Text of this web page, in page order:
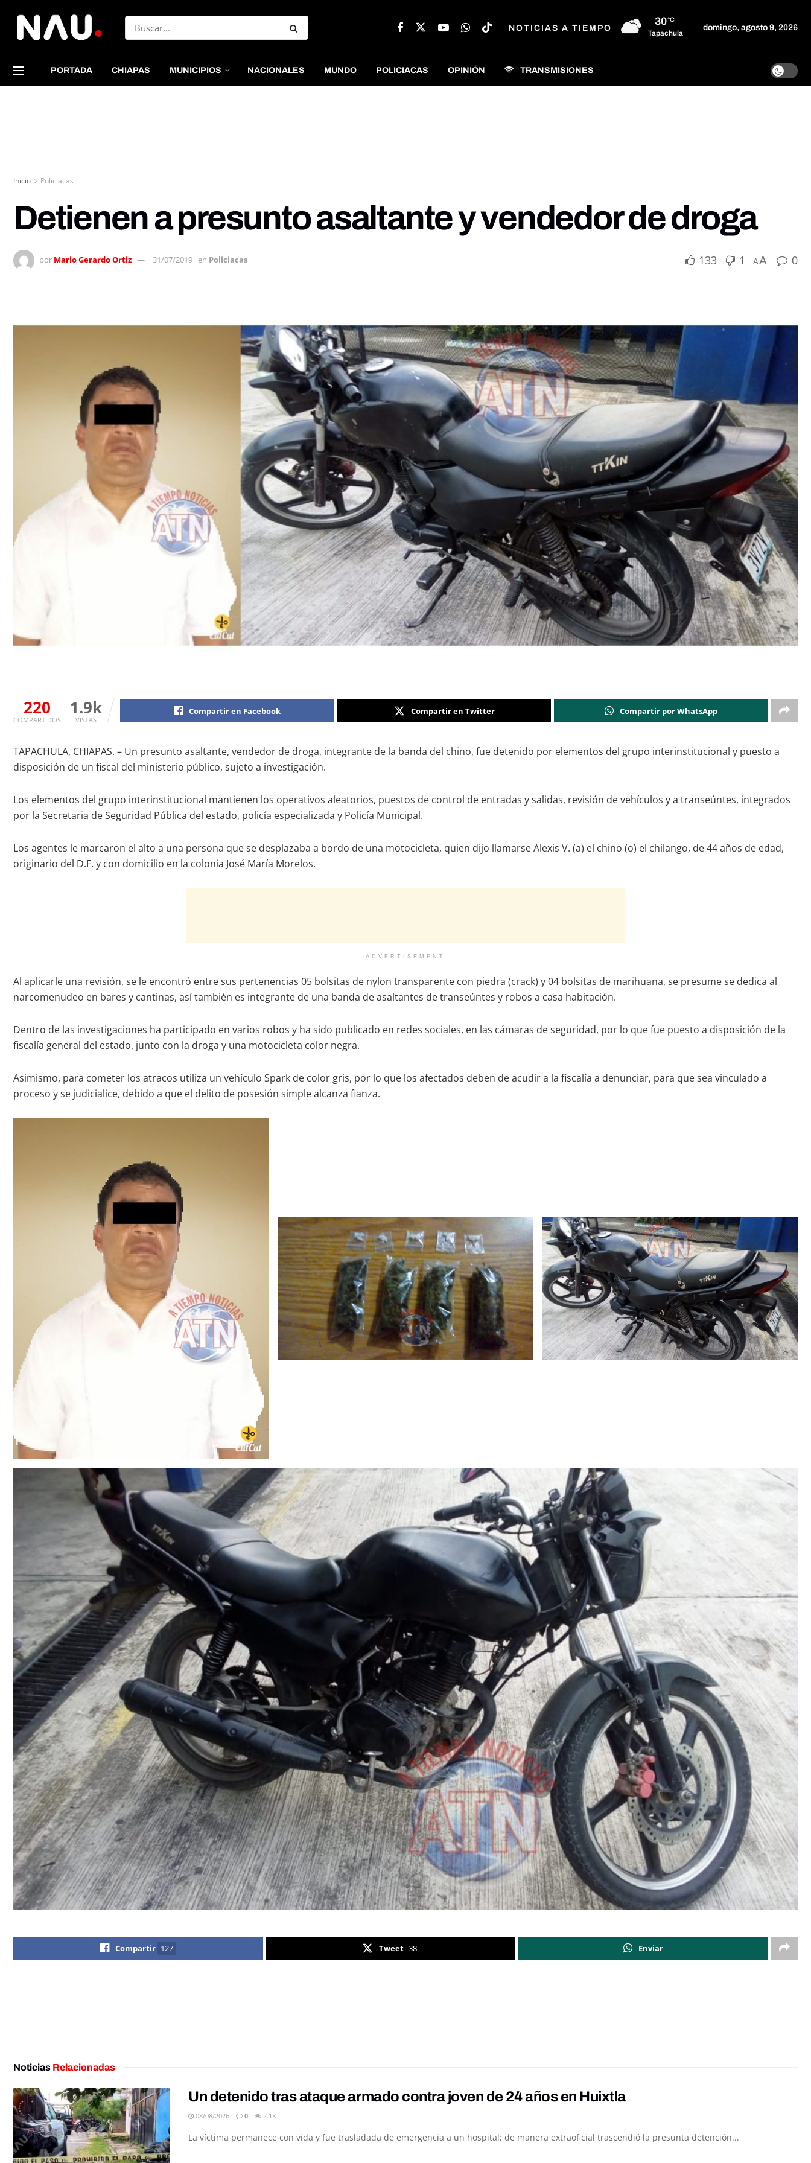
NOTICIAS A TIEMPO
30°C
Tapachula
domingo, agosto 9, 2026
PORTADA CHIAPAS MUNICIPIOS NACIONALES MUNDO POLICIACAS OPINIÓN TRANSMISIONES
Inicio Policiacas
Detienen a presunto asaltante y vendedor de droga
por Mario Gerardo Ortiz 31/07/2019 en Policiacas 133 1 AA 0
220
COMPARTIDOS
1.9k
VISTAS
Compartir en Facebook Compartir en Twitter Compartir por WhatsApp
TAPACHULA, CHIAPAS. – Un presunto asaltante, vendedor de droga, integrante de la banda del chino, fue detenido por elementos del grupo interinstitucional y puesto a
disposición de un fiscal del ministerio público, sujeto a investigación.
Los elementos del grupo interinstitucional mantienen los operativos aleatorios, puestos de control de entradas y salidas, revisión de vehículos y a transeúntes, integrados
por la Secretaria de Seguridad Pública del estado, policía especializada y Policía Municipal.
Los agentes le marcaron el alto a una persona que se desplazaba a bordo de una motocicleta, quien dijo llamarse Alexis V. (a) el chino (o) el chilango, de 44 años de edad,
originario del D.F. y con domicilio en la colonia José María Morelos.
ADVERTISEMENT
Al aplicarle una revisión, se le encontró entre sus pertenencias 05 bolsitas de nylon transparente con piedra (crack) y 04 bolsitas de marihuana, se presume se dedica al
narcomenudeo en bares y cantinas, así también es integrante de una banda de asaltantes de transeúntes y robos a casa habitación.
Dentro de las investigaciones ha participado en varios robos y ha sido publicado en redes sociales, en las cámaras de seguridad, por lo que fue puesto a disposición de la
fiscalía general del estado, junto con la droga y una motocicleta color negra.
Asimismo, para cometer los atracos utiliza un vehículo Spark de color gris, por lo que los afectados deben de acudir a la fiscalía a denunciar, para que sea vinculado a
proceso y se judicialice, debido a que el delito de posesión simple alcanza fianza.
Compartir 127 Tweet 38 Enviar
Noticias Relacionadas
Un detenido tras ataque armado contra joven de 24 años en Huixtla
08/08/2026 0 2.1K
La víctima permanece con vida y fue trasladada de emergencia a un hospital; de manera extraoficial trascendió la presunta detención...